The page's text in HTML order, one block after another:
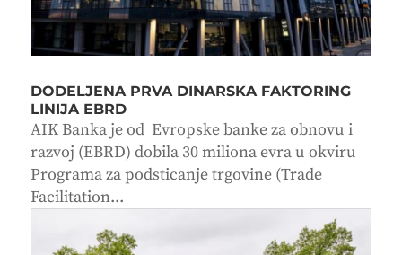
DODELJENA PRVA DINARSKA FAKTORING
LINIJA EBRD
AIK Banka je od Evropske banke za obnovu i
razvoj (EBRD) dobila 30 miliona evra u okviru
Programa za podsticanje trgovine (Trade
Facilitation...